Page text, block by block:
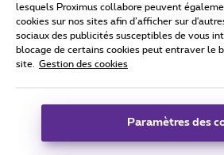
Tous droits réservés. © 2026 Proximus
Conditions générales, info consommateur
Coordonnées de l’entreprise
Boulevard du Roi Albert II 27 - B-1030
lesquels Proximus collabore peuvent
cookies sur nos sites afin d’afficher sur
sociaux des publicités susceptibles de vous
blocage de certains cookies peut entraver le
site.
Gestion des cookies
Paramètres des